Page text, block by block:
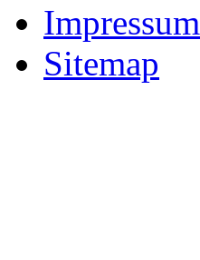
Impressum
Sitemap